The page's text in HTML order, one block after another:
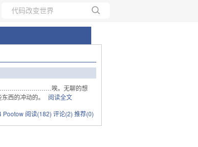
所有博客
当前博客
唉。无聊的想
西的冲动的。
阅读全文
Pootow 阅读(182) 评论(2) 推荐(0)